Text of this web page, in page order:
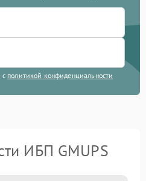
с политикой конфиденциальности
ИБП GMUPS